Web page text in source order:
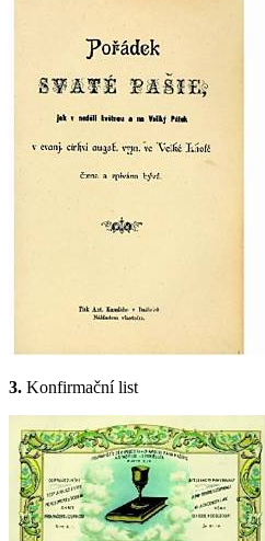
3. Konfirmační list